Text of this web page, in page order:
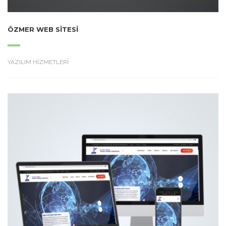
ÖZMER WEB SITESI
YAZILIM HİZMETLERİ